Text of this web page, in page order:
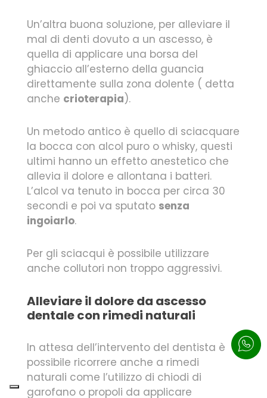
Un’altra buona soluzione, per alleviare il
mal di denti dovuto a un ascesso, è
quella di applicare una borsa del
ghiaccio all’esterno della guancia
direttamente sulla zona dolente ( detta
anche crioterapia).
Un metodo antico è quello di sciacquare
la bocca con alcol puro o whisky, questi
ultimi hanno un effetto anestetico che
allevia il dolore e allontana i batteri.
L’alcol va tenuto in bocca per circa 30
secondi e poi va sputato senza
ingoiarlo.
Per gli sciacqui è possibile utilizzare
anche collutori non troppo aggressivi.
Alleviare il dolore da ascesso
dentale con rimedi naturali
In attesa dell’intervento del dentista è
possibile ricorrere anche a rimedi
naturali come l’utilizzo di chiodi di
garofano o propoli da applicare